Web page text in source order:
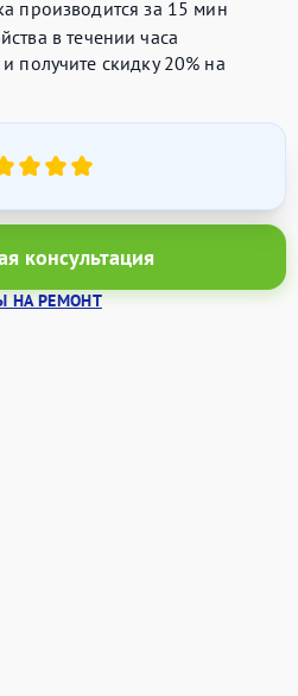
производитсяза 15 мин
в течении часа
получите скидку 20% на
консультация
НА РЕМОНТ